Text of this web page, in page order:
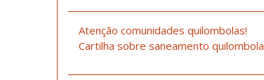
Atenção comunidades quilombolas!
Cartilha sobre saneamento quilombola